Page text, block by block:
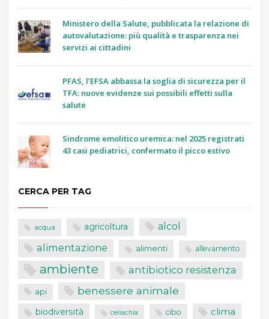
Ministero della Salute, pubblicata la relazione di
autovalutazione: più qualità e trasparenza nei
servizi ai cittadini
PFAS, l’EFSA abbassa la soglia di sicurezza per il
TFA: nuove evidenze sui possibili effetti sulla
salute
Sindrome emolitico uremica: nel 2025 registrati
43 casi pediatrici, confermato il picco estivo
CERCA PER TAG
acqua agricoltura alcol
alimentazione alimenti allevamento
ambiente antibiotico resistenza
api benessere animale
biodiversità celiachia cibo clima